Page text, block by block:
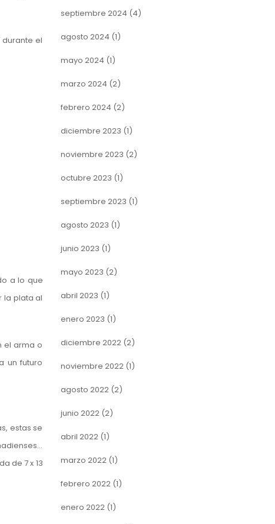
el
a lo que
la plata al
el arma o
un futuro
estas se
de 7 x 13
septiembre 2024 (4)
agosto 2024 (1)
mayo 2024 (1)
marzo 2024 (2)
febrero 2024 (2)
diciembre 2023 (1)
noviembre 2023 (2)
octubre 2023 (1)
septiembre 2023 (1)
agosto 2023 (1)
junio 2023 (1)
mayo 2023 (2)
abril 2023 (1)
enero 2023 (1)
diciembre 2022(2)
noviembre 2022(1)
agosto 2022(2)
junio 2022(2)
abril 2022(1)
marzo 2022(1)
febrero 2022(1)
enero 2022(1)